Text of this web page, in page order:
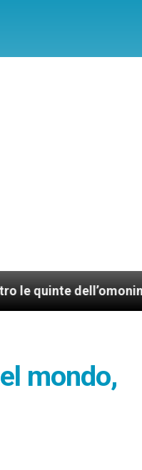
film di
mondo,